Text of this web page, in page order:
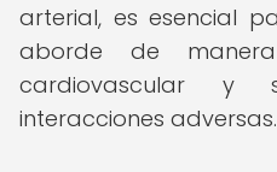
arterial, es esencial
aborde de
cardiovascular y
interacciones adversas.